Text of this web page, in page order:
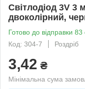
Світлодіод 3V
двоколірний,
Готово до відправки 83
Код: 304-7
Роздріб
3,42 ₴
Мінімальна сума